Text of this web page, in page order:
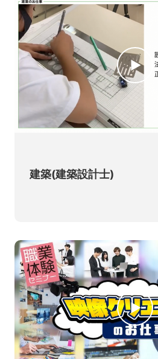
建築(建築設計士)